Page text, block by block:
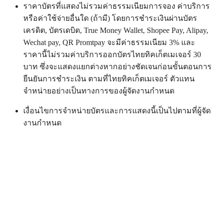
ราคาบัตรที่แสดงไม่รวมค่าธรรมเนียมการจอง ค่าบริการ
หรือค่าใช้จ่ายอื่นใด (ถ้ามี) โดยการชำระเงินผ่านบัตร
เครดิต, บัตรเดบิต, True Money Wallet, Shopee Pay, Alipay,
Wechat pay, QR Promtpay จะมีค่าธรรมเนียม 3% และ
ราคานี้ไม่รวมค่าบริการออกบัตรไทยทิคเก็ตเมเจอร์ 30
บาท ซึ่งจะแสดงแยกต่างหากอย่างชัดเจนก่อนขั้นตอนการ
ยืนยันการชำระเงิน ตามที่ไทยทิคเก็ตเมเจอร์ ตัวแทน
จำหน่ายอย่างเป็นทางการของผู้จัดงานกำหนด
เงื่อนไขการจำหน่ายบัตรและการแสดงนี้เป็นไปตามที่ผู้จัด
งานกำหนด